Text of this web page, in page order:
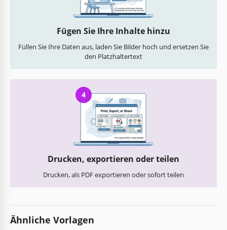
Fügen Sie Ihre Inhalte hinzu
Füllen Sie Ihre Daten aus, laden Sie Bilder hoch und ersetzen Sie
den Platzhaltertext
4
Drucken, exportieren oder teilen
Drucken, als PDF exportieren oder sofort teilen
Ähnliche Vorlagen